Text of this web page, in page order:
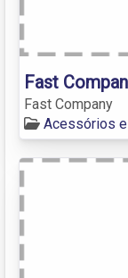
Fast
Fast Company
Acessórios